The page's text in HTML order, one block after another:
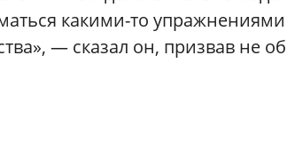
какими-то
— сказал он, призвав не